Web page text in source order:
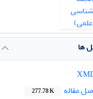
ها
مقاله
277.78 K